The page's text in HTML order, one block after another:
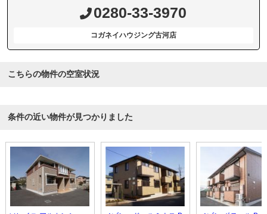
0280-33-3970
コガネイハウジング古河店
こちらの物件の空室状況
条件の近い物件が見つかりました